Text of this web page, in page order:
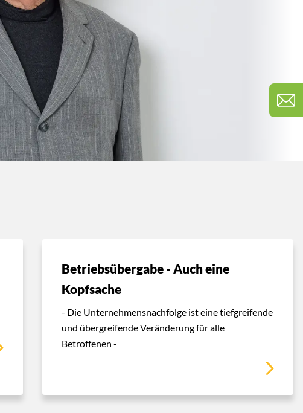
Betriebsübergabe - Auch eine
Kopfsache
- Die Unternehmensnachfolge ist eine tiefgreifende
und übergreifende Veränderung für alle
Betroffenen -